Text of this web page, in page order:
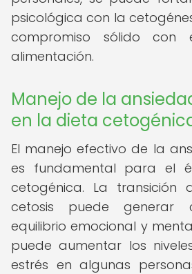
psicológica con la
compromiso sólido
alimentación.
Manejo de la
en la dieta
El manejo efectivo de la
es fundamental para el
cetogénica. La
cetosis puede generar
equilibrio emocional y
puede aumentar los
estrés en algunas